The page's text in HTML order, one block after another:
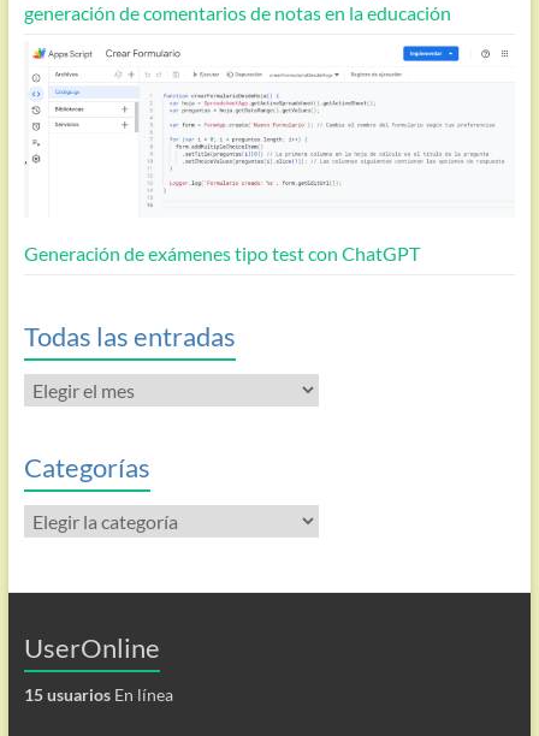
generación de comentarios de notas en la educación
Generación de exámenes tipo test con ChatGPT
Todas las entradas
Todas
las
Categorías
Categorías
UserOnline
15 usuariosEn línea